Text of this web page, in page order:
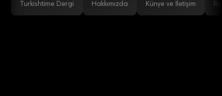
Turkishtime Dergi Hakkımızda Künye ve İletişim